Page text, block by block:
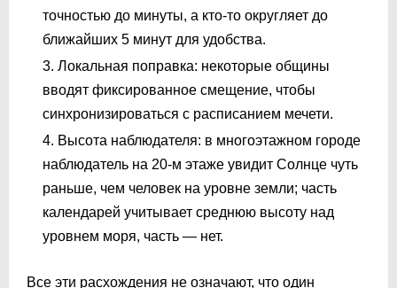
точностью до минуты, а кто-то округляет до
ближайших 5 минут для удобства.
Локальная поправка: некоторые общины
вводят фиксированное смещение, чтобы
синхронизироваться с расписанием мечети.
Высота наблюдателя: в многоэтажном городе
наблюдатель на 20-м этаже увидит Солнце чуть
раньше, чем человек на уровне земли; часть
календарей учитывает среднюю высоту над
уровнем моря, часть — нет.
Все эти расхождения не означают, что один